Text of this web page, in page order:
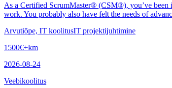
As a Certified ScrumMaster® (CSM®), you’ve been
work. You probably also have felt the needs of
Arvutiõpe, IT koolitusIT projektijuhtimine
1500€+km
2026-08-24
Veebikoolitus